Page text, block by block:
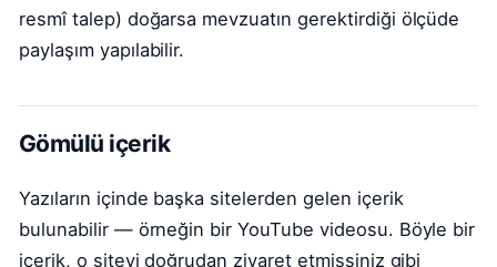
resmî talep) doğarsa mevzuatın gerektirdiği ölçüde
paylaşım yapılabilir.
Gömülü içerik
Yazıların içinde başka sitelerden gelen içerik
bulunabilir — örneğin bir YouTube videosu. Böyle bir
içerik, o siteyi doğrudan ziyaret etmişsiniz gibi